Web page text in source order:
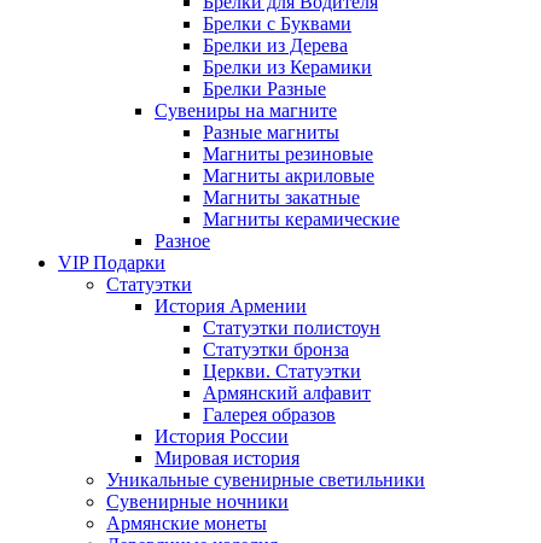
Брелки с Буквами
Брелки из Дерева
Брелки из Керамики
Брелки Разные
Сувениры на магните
Разные магниты
Магниты резиновые
Магниты акриловые
Магниты закатные
Магниты керамические
Разное
VIP Подарки
Статуэтки
История Армении
Статуэтки полистоун
Статуэтки бронза
Церкви. Статуэтки
Армянский алфавит
Галерея образов
История России
Мировая история
Уникальные сувенирные светильники
Сувенирные ночники
Армянские монеты